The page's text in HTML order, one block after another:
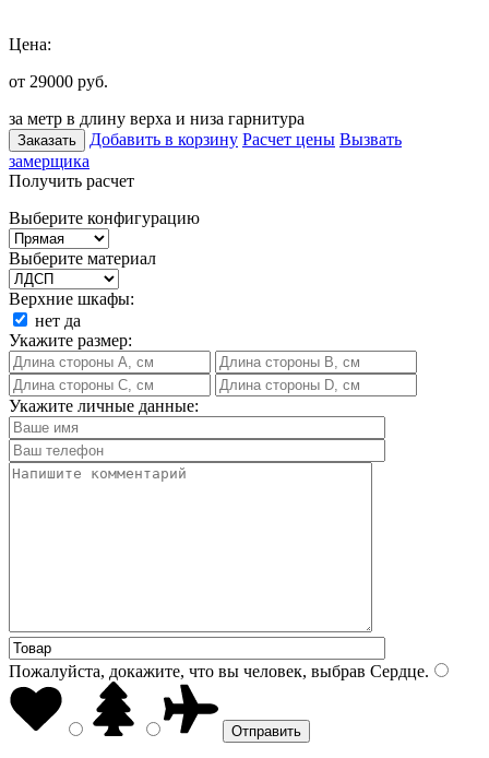
Цена:
от 29000 руб.
за метр в длину верха и низа гарнитура
Заказать Добавить в корзину Расчет цены Вызвать
замерщика
Получить расчет
Выберите конфигурацию
Выберите материал
Верхние шкафы:
нет да
Укажите размер:
Укажите личные данные:
Пожалуйста, докажите, что вы человек, выбрав Сердце.